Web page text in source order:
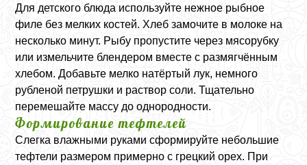
Для детского блюда используйте нежное рыбное
филе без мелких костей. Хлеб замочите в молоке на
несколько минут. Рыбу пропустите через мясорубку
или измельчите блендером вместе с размягчённым
хлебом. Добавьте мелко натёртый лук, немного
рубленой петрушки и раствор соли. Тщательно
перемешайте массу до однородности.
Формирование тефтелей
Слегка влажными руками сформируйте небольшие
тефтели размером примерно с грецкий орех. При